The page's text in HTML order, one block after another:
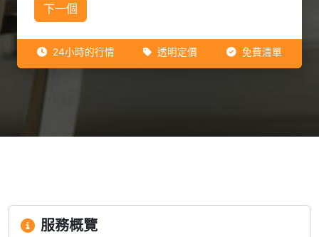
下一個
24小時的行情 透明定價 免費清單
服務概覽